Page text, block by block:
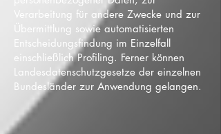
Verarbeitung für andere Zwecke und zur
Übermittlung sowie automatisierten
Entscheidungsfindung im Einzelfall
einschließlich Profiling. Ferner können
Landesdatenschutzgesetze der einzelnen
Bundesländer zur Anwendung gelangen.